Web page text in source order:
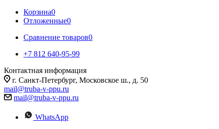
Корзина0
Отложенные0
Сравнение товаров0
+7 812 640-95-99
Контактная информация
г. Санкт-Петербург, Московское ш., д. 50
mail@truba-v-ppu.ru
mail@truba-v-ppu.ru
WhatsApp